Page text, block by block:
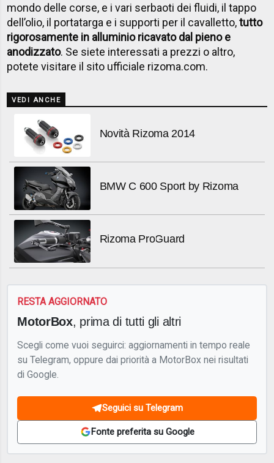
mondo delle corse, e i vari serbaoti dei fluidi, il tappo
dell’olio, il portatarga e i supporti per il cavalletto,tutto
rigorosamente in alluminio ricavato dal pieno e
anodizzato. Se siete interessati a prezzi o altro,
potete visitare il sito ufficiale rizoma.com.
VEDI ANCHE
Novità Rizoma 2014
BMW C 600 Sport by Rizoma
Rizoma ProGuard
RESTA AGGIORNATO
MotorBox, prima di tutti gli altri
Scegli come vuoi seguirci: aggiornamenti in tempo reale
su Telegram, oppure dai priorità a MotorBox nei risultati
di Google.
Seguici su Telegram
Fonte preferita su Google